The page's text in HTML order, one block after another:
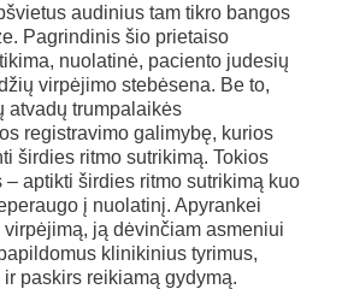
audinius tam tikro bangos
Pagrindinis šio prietaiso
nuolatinė, paciento judesių
virpėjimo stebėsena. Be to,
atvadų trumpalaikės
registravimo galimybę, kurios
širdies ritmo sutrikimą. Tokios
aptikti širdies ritmo sutrikimą kuo
į nuolatinį. Apyrankei
ją dėvinčiam asmeniui
klinikinius tyrimus,
paskirs reikiamą gydymą.